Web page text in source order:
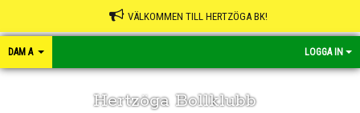
VÄLKOMMEN TILL HERTZÖGA BK!
DAM A LOGGA IN
Hertzöga Bollklubb